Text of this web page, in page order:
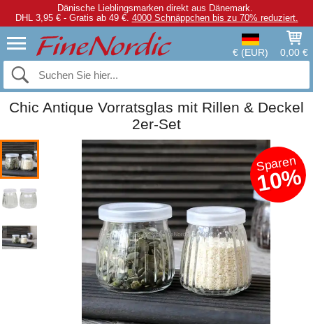
Dänische Lieblingsmarken direkt aus Dänemark.
DHL 3,95 € - Gratis ab 49 €. 4000 Schnäppchen bis zu 70% reduziert.
€ (EUR) 0,00 €
Chic Antique Vorratsglas mit Rillen & Deckel
2er-Set
Sparen
10%